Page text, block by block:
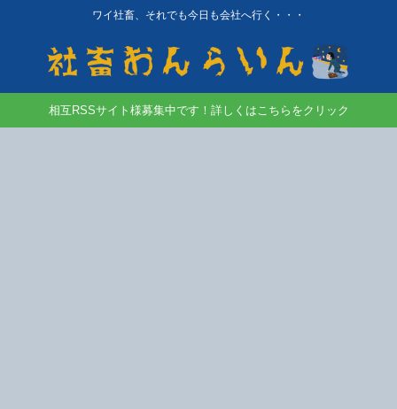
ワイ社畜、それでも今日も会社へ行く・・・
相互RSSサイト様募集中です！詳しくはこちらをクリック